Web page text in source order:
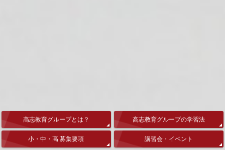
高志教育グループとは？ 高志教育グループの学習法
小・中・高 募集要項 講習会・イベント